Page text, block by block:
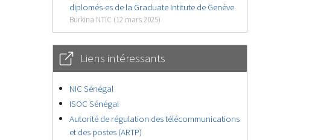
diplomés-es de la Graduate Intitute de Genève
Burkina NTIC (12 mars 2025)
Liens intéressants
NIC Sénégal
ISOC Sénégal
Autorité de régulation des télécommunications
et des postes (ARTP)